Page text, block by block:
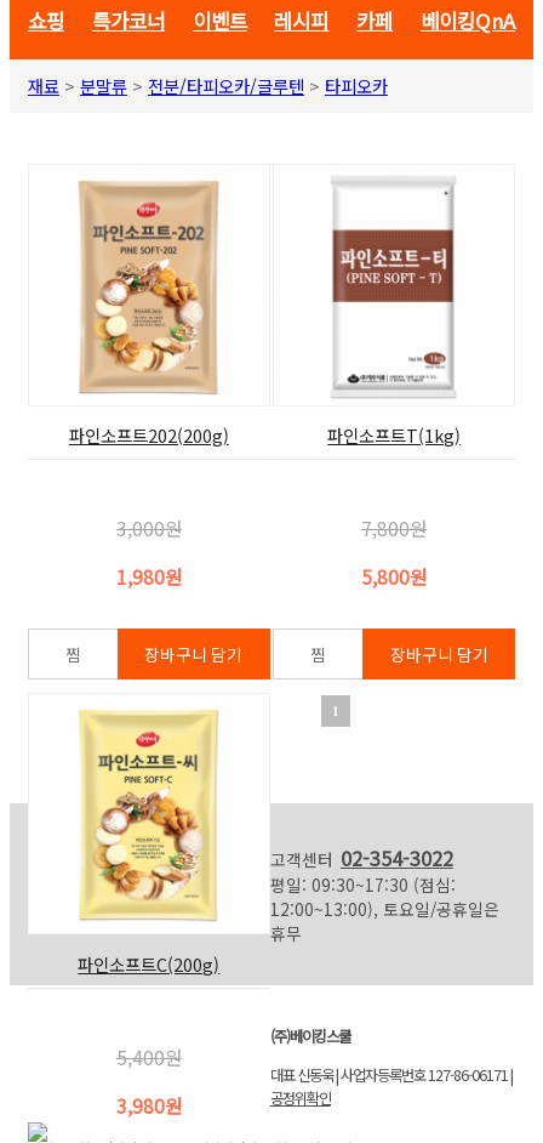
쇼핑 특가코너 이벤트 레시피 카페 베이킹QnA
재료> 분말류> 전분/타피오카/글루텐 > 타피오카
파인소프트202(200g)
3,000원
1,980원
파인소프트T(1kg)
7,800원
5,800원
파인소프트C(200g)
5,400원
3,980원
1
고객센터 02-354-3022
평일: 09:30~17:30 (점심:
12:00~13:00), 토요일/공휴일은
휴무
(주)베이킹스쿨
대표 신동욱 | 사업자등록번호 127-86-06171 |
공정위확인